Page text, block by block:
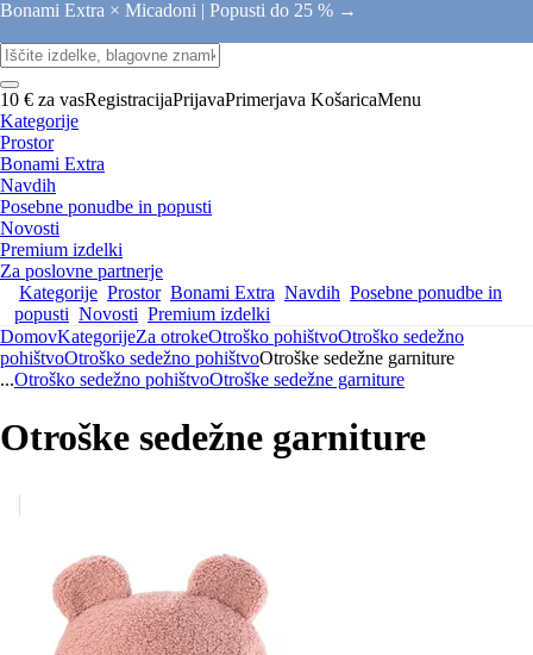
Bonami Extra × Micadoni | Popusti do 25 % →
10 € za vasRegistracijaPrijavaPrimerjava KošaricaMenu
Kategorije
Prostor
Bonami Extra
Navdih
Posebne ponudbe in popusti
Novosti
Premium izdelki
Za poslovne partnerje
Kategorije Prostor Bonami Extra Navdih Posebne ponudbe in
popusti Novosti Premium izdelki
DomovKategorijeZa otrokeOtroško pohištvoOtroško sedežno
pohištvoOtroško sedežno pohištvoOtroške sedežne garniture
...Otroško sedežno pohištvoOtroške sedežne garniture
Otroške sedežne garniture